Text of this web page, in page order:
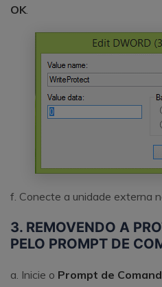
OK.
f. Conecte a unidade externa
3. REMOVENDO A
PELO PROMPT DE
a. Inicie o Prompt de